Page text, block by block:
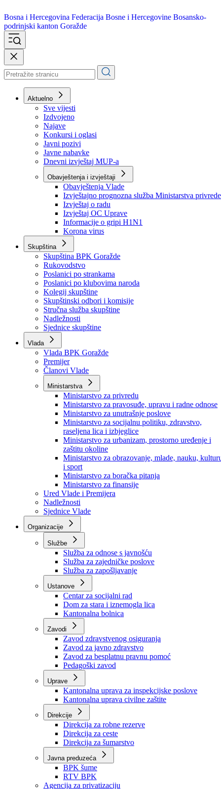
Bosna i Hercegovina
podrinjski kanton Goražde
Aktuelno
Sve vijesti
Izdvojeno
Najave
Konkursi i oglasi
Javni pozivi
Javne nabavke
Dnevni izvještaj MUP-a
Obavještenja i izvještaji
Obavještenja Vlade
Izvještajno prognozna služba Ministarstva privrede
Izvještaj o radu
Izvještaj OC Uprave
Informacije o gripi H1N1
Korona virus
Skupština
Skupština BPK Goražde
Rukovodstvo
Poslanici po strankama
Poslanici po klubovima naroda
Kolegij skupštine
Skupštinski odbori i komisije
Stručna služba skupštine
Nadležnosti
Sjednice skupštine
Vlada
Vlada BPK Goražde
Premijer
Članovi Vlade
Ministarstva
Ministarstvo za privredu
Ministarstvo za pravosuđe, upravu i radne odnose
Ministarstvo za unutrašnje poslove
Ministarstvo za socijalnu politiku, zdravstvo,
raseljena lica i izbjeglice
Ministarstvo za urbanizam, prostorno uređenje i
zaštitu okoline
Ministarstvo za obrazovanje, mlade, nauku,
i sport
Ministarstvo za boračka pitanja
Ministarstvo za finansije
Ured Vlade i Premijera
Nadležnosti
Sjednice Vlade
Organizacije
Službe
Služba za odnose s javnošću
Služba za zajedničke poslove
Služba za zapošljavanje
Ustanove
Centar za socijalni rad
Dom za stara i iznemogla lica
Kantonalna bolnica
Zavodi
Zavod zdravstvenog osiguranja
Zavod za javno zdravstvo
Zavod za besplatnu pravnu pomoć
Pedagoški zavod
Kantonalna uprava za inspekcijske poslove
Kantonalna uprava civilne zaštite
Direkcije
Direkcija za robne rezerve
Direkcija za ceste
Direkcija za šumarstvo
Javna preduzeća